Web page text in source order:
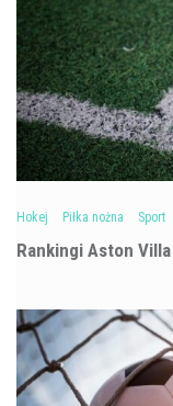
Hokej Piłka nożna Sport
Rankingi Aston